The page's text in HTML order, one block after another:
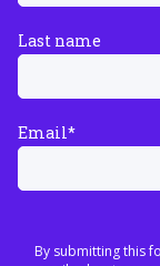
Last name
Email*
By submitting this